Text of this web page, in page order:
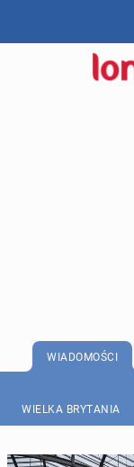
WIADOMOŚCI
WIELKA BRYTANIA